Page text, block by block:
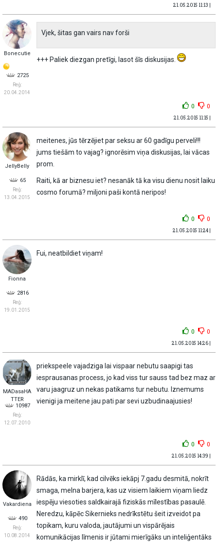
21.05.2015 11:13 |
Bonecutie
2725
Reģ:
20.04.2014
Vjek, šitas gan vairs nav forši
+++ Paliek diezgan pretīgi, lasot šīs diskusijas.
0 0
21.05.2015 11:15 |
JellyBelly
65
Reģ:
13.04.2015
meitenes, jūs tērzējiet par seksu ar 60 gadīgu perveli!!!
jums tiešām to vajag? ignorēsim viņa diskusijas, lai vācas
prom.
Raiti, kā ar biznesu iet? nesanāk tā ka visu dienu nosit laiku
cosmo forumā? miljoni paši kontā neripos!
0 0
21.05.2015 11:24 |
Fionna
2816
Reģ:
19.01.2015
Fui, neatbildiet viņam!
0 0
21.05.2015 14:26 |
MADasaHA
TTER
10987
Reģ:
12.07.2010
priekspeele vajadziga lai vispaar nebutu saapigi tas
iesprausanas process, jo kad viss tur sauss tad bez maz ar
varu jaagruz un nekas patikams tur nebutu. Iznemums
vienigi ja meitene jau pati par sevi uzbudinaajusies!
0 0
21.05.2015 14:39 |
Vakardiena
490
Reģ:
10.08.2014
Rādās, ka mirklī, kad cilvēks iekāpj 7.gadu desmitā, nokrīt
smaga, melna barjera, kas uz visiem laikiem viņam liedz
iespēju viesoties saldkairajā fiziskās mīlestības pasaulē.
Neredzu, kāpēc Sikernieks nedrīkstētu šeit izveidot pa
topikam, kuru valoda, jautājumi un vispārējais
komunikācijas līmenis ir jūtami mierīgāks un inteliģentāks